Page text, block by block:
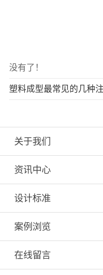
没有了！
塑料成型最常见的几种
关于我们
资讯中心
设计标准
案例浏览
在线留言